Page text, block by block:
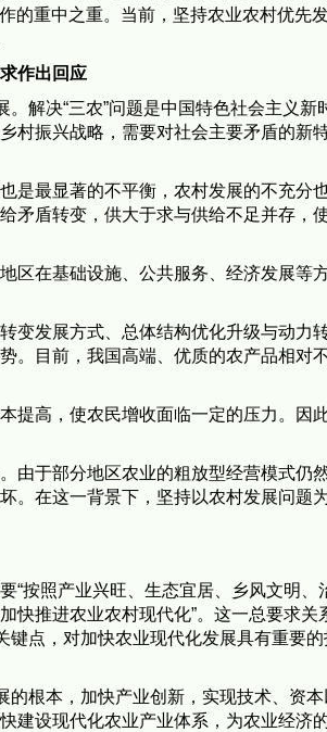
的重中之重。当前，坚持农业农村优先
作出回应
解决“三农”问题是中国特色社会主义新
村振兴战略，需要对社会主要矛盾的新
是最显著的不平衡，农村发展的不充分
矛盾转变，供大于求与供给不足并存，使
区在基础设施、公共服务、经济发展等
变发展方式、总体结构优化升级与动力
。目前，我国高端、优质的农产品相对
提高，使农民增收面临一定的压力。因
由于部分地区农业的粗放型经营模式仍
。在这一背景下，坚持以农村发展问题
“按照产业兴旺、生态宜居、乡风文明、
快推进农业农村现代化”。这一总要求关
键点，对加快农业现代化发展具有重要
的根本，加快产业创新，实现技术、资
建设现代化农业产业体系，为农业经济